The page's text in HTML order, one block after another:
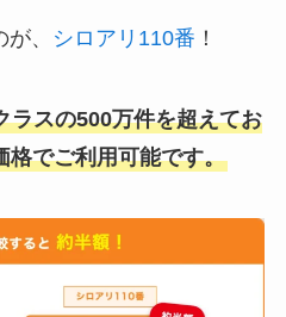
、 シロアリ110番 ！
ラスの500万件を超えてお
格でご利用可能です。